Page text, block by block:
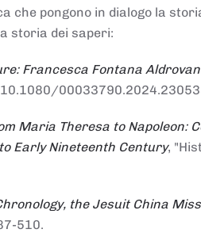
che pongono in dialogo la
storia dei saperi:
Francesca Fontana
10.1080/
Maria Theresa to Napoleon:
Early Nineteenth Century,
the Jesuit China
510.